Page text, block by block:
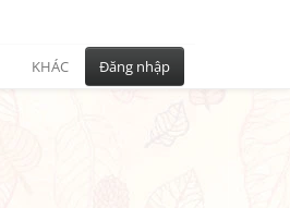
KHÁC Đăng nhập